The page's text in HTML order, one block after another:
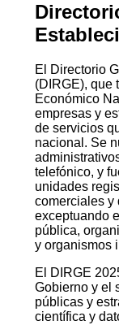
El Directorio
(DIRGE), que
Económico
empresas y
de servicios
nacional. Se
telefónico, y
unidades
comerciales y
exceptuando
pública,
y organismos
El DIRGE
Gobierno y el
públicas y
científica y